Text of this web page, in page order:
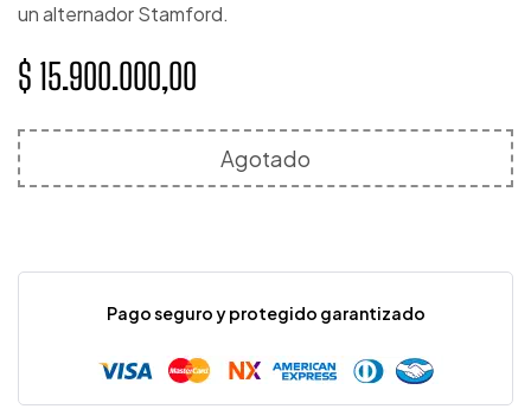
un alternador Stamford.
$ 15.900.000,00
Agotado
Pago seguro y protegido garantizado